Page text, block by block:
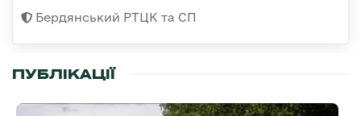
Бердянський РТЦК та СП
ПУБЛІКАЦІЇ